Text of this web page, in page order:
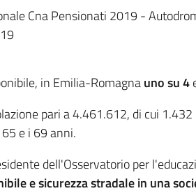
Cna Pensionati 2019 -
in Emilia-Romagnauno su 4
pari a 4.461.612, di cui
e i 69 anni.
dell'Osservatorio per
e sicurezza stradale in una